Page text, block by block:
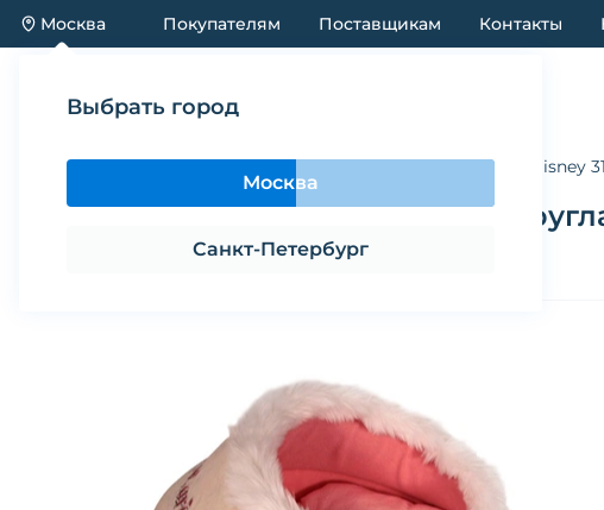
Москва
Выбрать город
Москва
Санкт-Петербург
Покупателям Поставщикам Контакты
Каталог Предметы содержания и ухода Триол Disney
Триол Disney 31931057 Лежанка
В избранное